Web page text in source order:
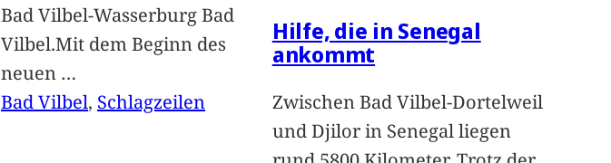
Bad Vilbel-Wasserburg Bad
Vilbel.Mit dem Beginn des
neuen …
Bad Vilbel, Schlagzeilen
Hilfe, die in Senegal
ankommt
Zwischen Bad Vilbel-Dortelweil
und Djilor in Senegal liegen